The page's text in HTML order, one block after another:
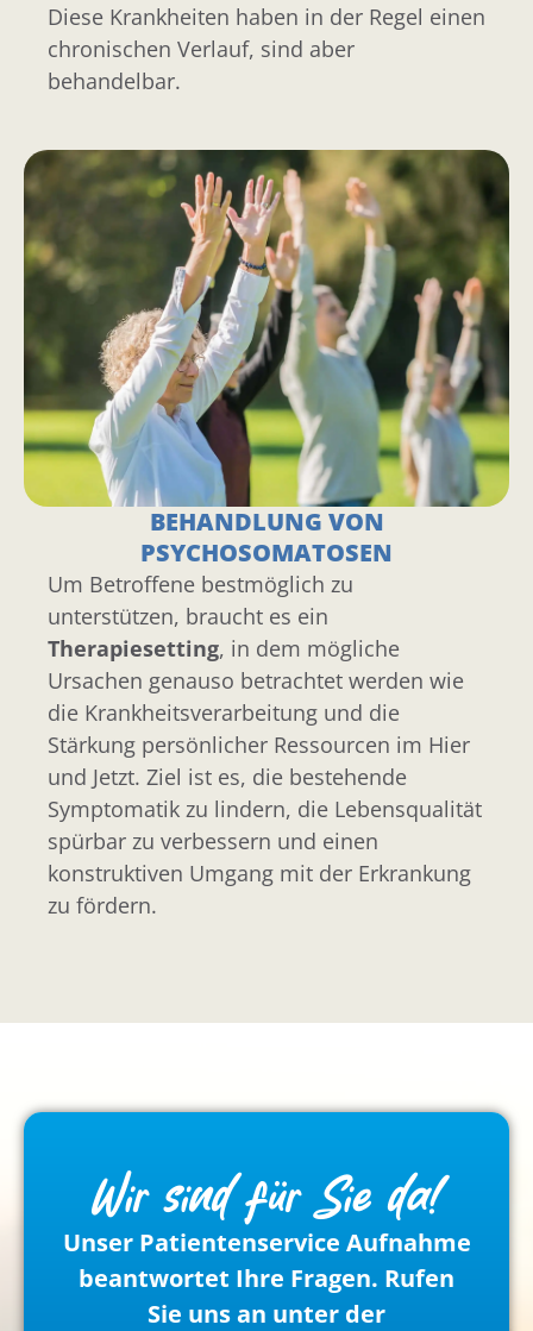
Diese Krankheiten haben in der Regel einen
chronischen Verlauf, sind aber
behandelbar.
BEHANDLUNG VON
PSYCHOSOMATOSEN
Um Betroffene bestmöglich zu
unterstützen, braucht es ein
Therapiesetting, in dem mögliche
Ursachen genauso betrachtet werden wie
die Krankheitsverarbeitung und die
Stärkung persönlicher Ressourcen im Hier
und Jetzt. Ziel ist es, die bestehende
Symptomatik zu lindern, die Lebensqualität
spürbar zu verbessern und einen
konstruktiven Umgang mit der Erkrankung
zu fördern.
Wir sind für Sie da!
Unser Patientenservice Aufnahme
beantwortet Ihre Fragen. Rufen
Sie uns an unter der